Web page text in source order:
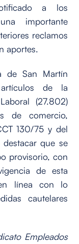
a los
importante
reclamos
aportes.
de San Martín
artículos de la
(27.802)
de comercio,
130/75 y del
que se
provisorio, con
de esta
en línea con lo
cautelares
Empleados